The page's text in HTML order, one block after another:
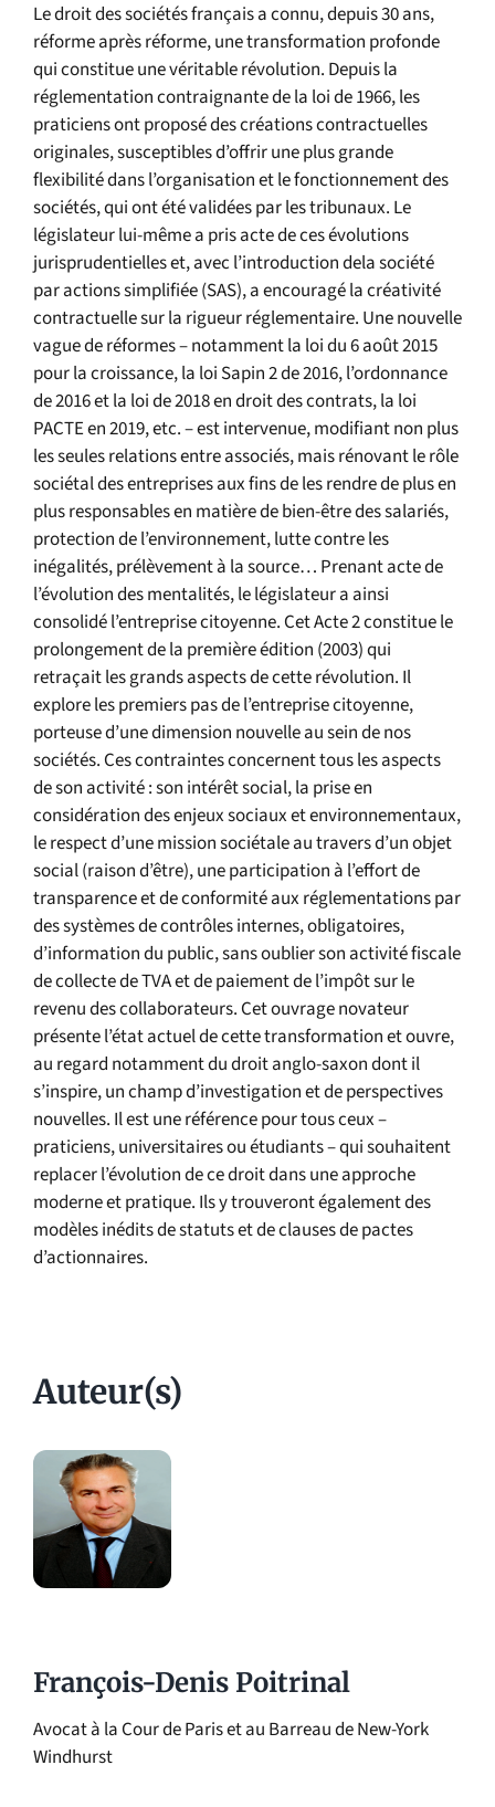
Le droit des sociétés français a connu, depuis 30 ans,
réforme après réforme, une transformation profonde
qui constitue une véritable révolution. Depuis la
réglementation contraignante de la loi de 1966, les
praticiens ont proposé des créations contractuelles
originales, susceptibles d’offrir une plus grande
flexibilité dans l’organisation et le fonctionnement des
sociétés, qui ont été validées par les tribunaux. Le
législateur lui-même a pris acte de ces évolutions
jurisprudentielles et, avec l’introduction dela société
par actions simplifiée (SAS), a encouragé la créativité
contractuelle sur la rigueur réglementaire. Une nouvelle
vague de réformes – notamment la loi du 6 août 2015
pour la croissance, la loi Sapin 2 de 2016, l’ordonnance
de 2016 et la loi de 2018 en droit des contrats, la loi
PACTE en 2019, etc. – est intervenue, modifiant non plus
les seules relations entre associés, mais rénovant le rôle
sociétal des entreprises aux fins de les rendre de plus en
plus responsables en matière de bien-être des salariés,
protection de l’environnement, lutte contre les
inégalités, prélèvement à la source… Prenant acte de
l’évolution des mentalités, le législateur a ainsi
consolidé l’entreprise citoyenne. Cet Acte 2 constitue le
prolongement de la première édition (2003) qui
retraçait les grands aspects de cette révolution. Il
explore les premiers pas de l’entreprise citoyenne,
porteuse d’une dimension nouvelle au sein de nos
sociétés. Ces contraintes concernent tous les aspects
de son activité : son intérêt social, la prise en
considération des enjeux sociaux et environnementaux,
le respect d’une mission sociétale au travers d’un objet
social (raison d’être), une participation à l’effort de
transparence et de conformité aux réglementations par
des systèmes de contrôles internes, obligatoires,
d’information du public, sans oublier son activité fiscale
de collecte de TVA et de paiement de l’impôt sur le
revenu des collaborateurs. Cet ouvrage novateur
présente l’état actuel de cette transformation et ouvre,
au regard notamment du droit anglo-saxon dont il
s’inspire, un champ d’investigation et de perspectives
nouvelles. Il est une référence pour tous ceux –
praticiens, universitaires ou étudiants – qui souhaitent
replacer l’évolution de ce droit dans une approche
moderne et pratique. Ils y trouveront également des
modèles inédits de statuts et de clauses de pactes
d’actionnaires.
Auteur(s)
François-Denis Poitrinal
Avocat à la Cour de Paris et au Barreau de New-York
Windhurst